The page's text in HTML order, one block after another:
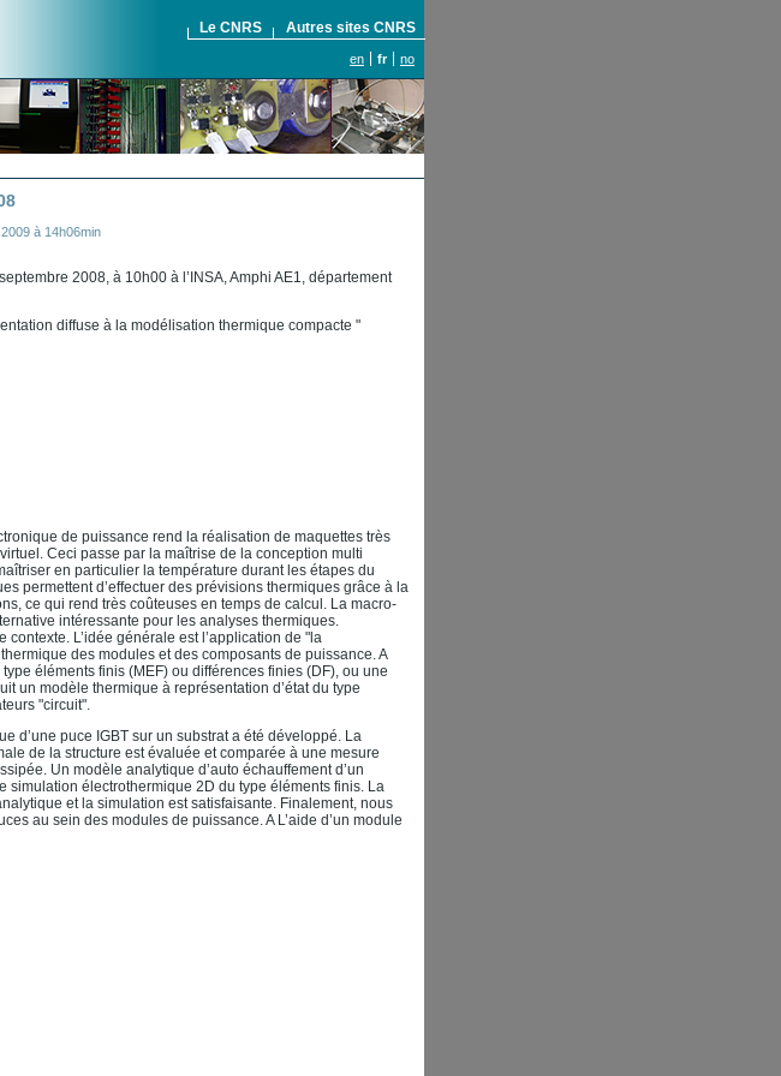
Le CNRS Autres sites CNRS
en fr no
à 14h06min
2008, à 10h00 à l’INSA, Amphi AE1, département
diffuse à la modélisation thermique compacte "
de puissance rend la réalisation de maquettes très
Ceci passe par la maîtrise de la conception multi
en particulier la température durant les étapes du
permettent d’effectuer des prévisions thermiques grâce à la
ce qui rend très coûteuses en temps de calcul. La macro-
intéressante pour les analyses thermiques.
contexte. L’idée générale est l’application de "la
des modules et des composants de puissance. A
éléments finis (MEF) ou différences finies (DF), ou une
un modèle thermique à représentation d’état du type
"circuit".
d’une puce IGBT sur un substrat a été développé. La
de la structure est évaluée et comparée à une mesure
Un modèle analytique d’auto échauffement d’un
simulation électrothermique 2D du type éléments finis. La
et la simulation est satisfaisante. Finalement, nous
au sein des modules de puissance. A L’aide d’un module